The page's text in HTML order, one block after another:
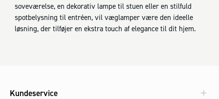
soveværelse, en dekorativ lampe til stuen eller en stilfuld
spotbelysning til entréen, vil væglamper være den ideelle
løsning, der tilføjer en ekstra touch af elegance til dit hjem.
Kundeservice